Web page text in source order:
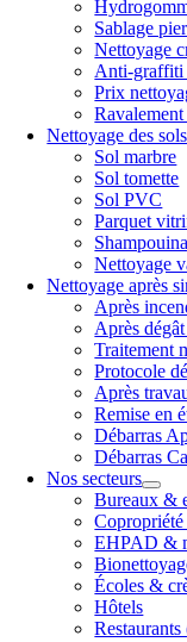
Sablage
Nettoyage
Anti-graffiti
Prix
Nettoyage des sols
Sol marbre
Sol tomette
Sol PVC
Parquet
Nettoyage
Nettoyage après
Après
Après
Traitement
Protocole
Après
Remise en
Débarras
Débarras
Nos secteurs
Bureaux &
EHPAD &
Écoles &
Hôtels